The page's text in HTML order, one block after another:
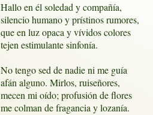
Hallo en él soledad y compañía,
silencio humano y prístinos rumores,
que en luz opaca y vívidos colores
tejen estimulante sinfonía.
No tengo sed de nadie ni me guía
afán alguno. Mirlos, ruiseñores,
mecen mi oído; profusión de flores
me colman de fragancia y lozanía.